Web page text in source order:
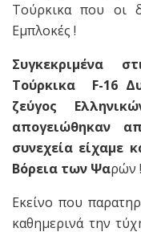
Τούρκικα που οι
Εμπλοκές !
Συγκεκριμένα
Τούρκικα F-16
ζεύγος
απογειώθηκαν
συνεχεία είχαμε
Βόρεια των Ψαρών !
Εκείνο που
καθημερινά την